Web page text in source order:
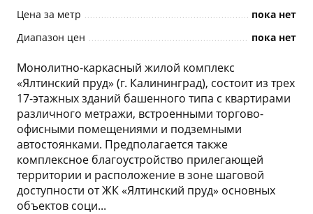
Цена за метр
пока нет
Диапазон цен
пока нет
Монолитно-каркасный жилой комплекс
«Ялтинский пруд» (г. Калининград), состоит из трех
17-этажных зданий башенного типа с квартирами
различного метражи, встроенными торгово-
офисными помещениями и подземными
автостоянками. Предполагается также
комплексное благоустройство прилегающей
территории и расположение в зоне шаговой
доступности от ЖК «Ялтинский пруд» основных
объектов соци...